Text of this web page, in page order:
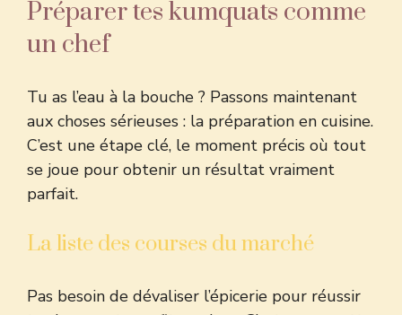
Préparer tes kumquats comme
un chef
Tu as l’eau à la bouche ? Passons maintenant
aux choses sérieuses : la préparation en cuisine.
C’est une étape clé, le moment précis où tout
se joue pour obtenir un résultat vraiment
parfait.
La liste des courses du marché
Pas besoin de dévaliser l’épicerie pour réussir